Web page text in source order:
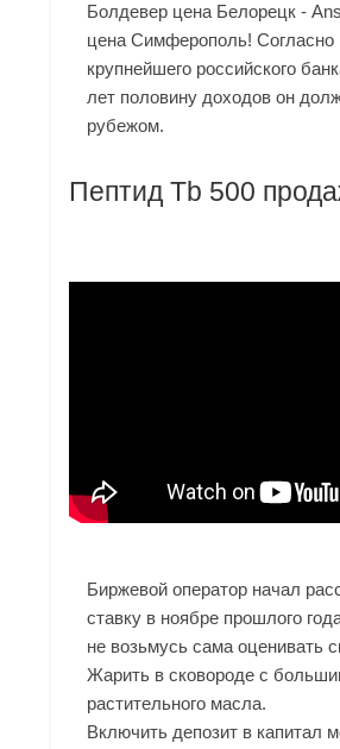
Болдевер цена Белорецк -
цена Симферополь! Согласно
крупнейшего российского
лет половину доходов он
рубежом.
Пептид Tb 500
Биржевой оператор начал
ставку в ноябре прошлого
не возьмусь сама оценивать
Жарить в сковороде с
растительного масла.
Включить депозит в капитал